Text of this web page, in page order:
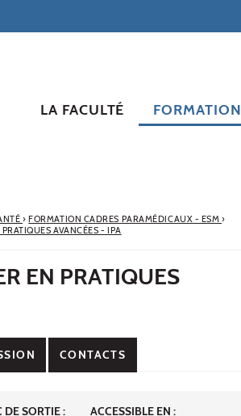
LA FACULTÉ FORMATION
› FORMATION CADRES PARAMÉDICAUX - ESM›
AVANCÉES - IPA
EN PRATIQUES
CONTACTS
DE SORTIE : ACCESSIBLE EN :